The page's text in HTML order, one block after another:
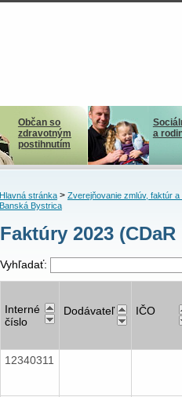
Občan so
zdravotným
postihnutím
a
Hlavná stránka> Zverejňovanie zmlúv, faktúr a
Banská Bystrica
Faktúry 2023
Vyhľadať:
Interné
číslo
Dodávateľ IČO
12340311